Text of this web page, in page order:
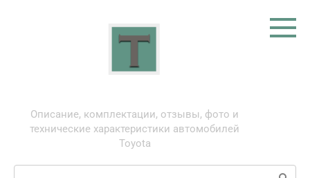
Описание, комплектации, отзывы, фото и
технические характеристики автомобилей
Toyota
Поиск: